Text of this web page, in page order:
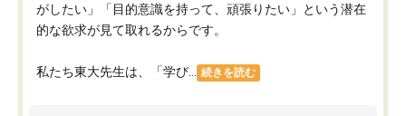
がしたい」「目的意識を持って、頑張りたい」という潜在
的な欲求が見て取れるからです。
私たち東大先生は、「学び... 続きを読む